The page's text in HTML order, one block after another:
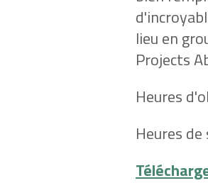
lieu en
Projects
Heures
Heures